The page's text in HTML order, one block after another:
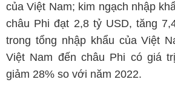
của Việt Nam; kim ngạch nhập
châu Phi đạt 2,8 tỷ USD, tăng
trong tổng nhập khẩu của Việt
Việt Nam đến châu Phi có giá
giảm 28% so với năm 2022.